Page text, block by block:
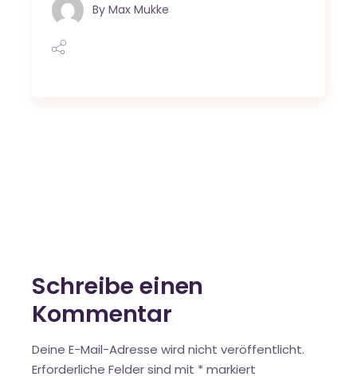
By Max Mukke
Schreibe einen
Kommentar
Deine E-Mail-Adresse wird nicht veröffentlicht.
Erforderliche Felder sind mit * markiert